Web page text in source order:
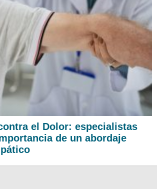
el Dolor: especialistas
de un abordaje